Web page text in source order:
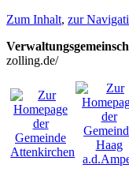
Zum Inhalt, zur
zolling.de/